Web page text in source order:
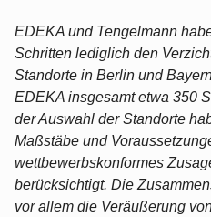
EDEKA und Tengelmann
Schritten lediglich den
Standorte in Berlin und
EDEKA insgesamt etwa 350
der Auswahl der Standorte
Maßstäbe und
wettbewerbskonformes
berücksichtigt. Die
vor allem die Veräußerung